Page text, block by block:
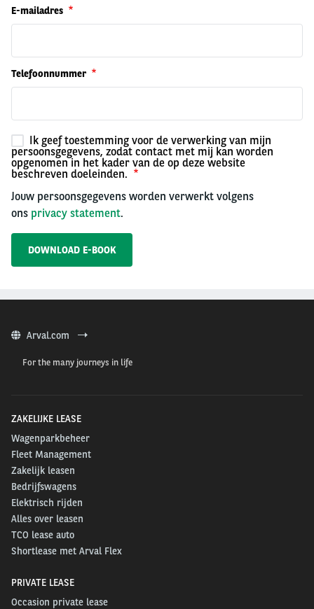
E-mailadres
Telefoonnummer
Ik geef toestemming voor de verwerking van mijn
persoonsgegevens, zodat contact met mij kan worden
opgenomen in het kader van de op deze website
beschreven doeleinden.
Jouw persoonsgegevens worden verwerkt volgens
ons privacy statement.
Arval.com
For the many journeys in life
ZAKELIJKE LEASE
Wagenparkbeheer
Fleet Management
Zakelijk leasen
Bedrijfswagens
Elektrisch rijden
Alles over leasen
TCO lease auto
Shortlease met Arval Flex
PRIVATE LEASE
Occasion private lease